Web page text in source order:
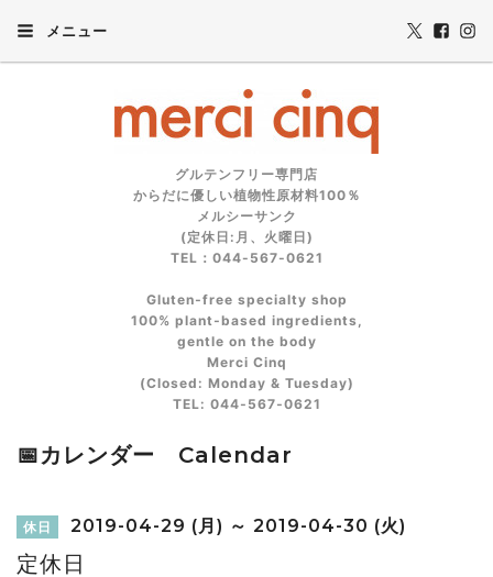
メニュー
グルテンフリー専門店
からだに優しい植物性原材料100％
メルシーサンク
(定休日:月、火曜日)
TEL：044-567-0621
Gluten‑free specialty shop
100% plant‑based ingredients,
gentle on the body
Merci Cinq
(Closed: Monday & Tuesday)
TEL: 044‑567‑0621
📅カレンダー Calendar
休日 2019-04-29 (月) ～ 2019-04-30 (火)
定休日